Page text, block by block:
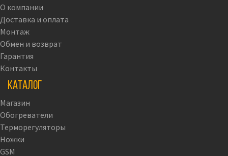
О компании
Доставка и оплата
Монтаж
Обмен и возврат
Гарантия
Контакты
Каталог
Магазин
Обогреватели
Терморегуляторы
Ножки
GSM